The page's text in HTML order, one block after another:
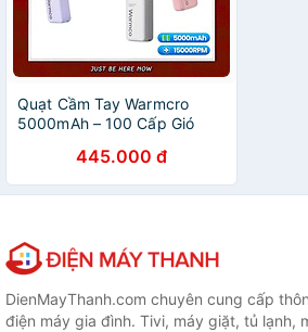
Quạt Cầm Tay Warmcro
5000mAh – 100 Cấp Gió
Mang Theo Mọi Nơi - Hàng
Nhập Khẩu
445.000 đ
DienMayThanh.com chuyên cung cấp
điện máy gia đình. Tivi, máy giặt, tủ lạnh,